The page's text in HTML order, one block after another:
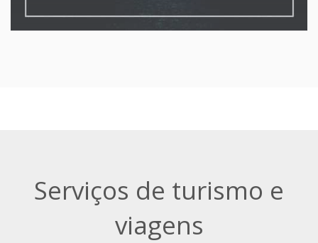
Serviços de turismo e
viagens